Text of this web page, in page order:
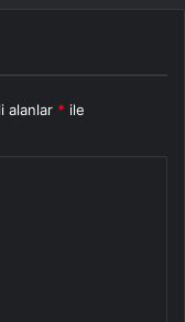
alanlar * ile